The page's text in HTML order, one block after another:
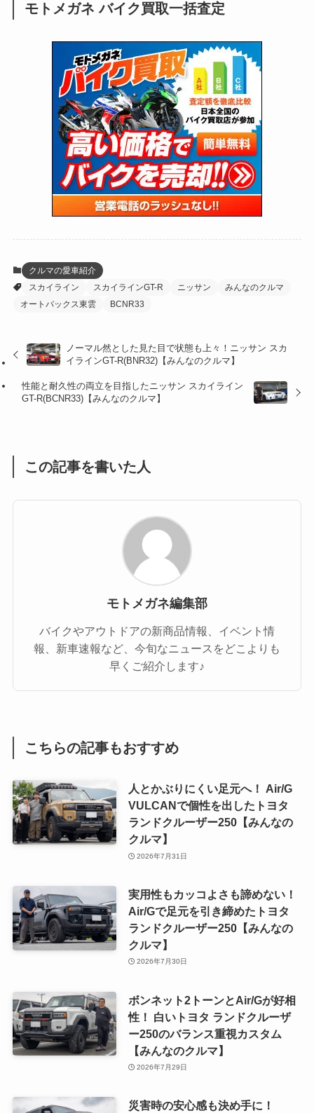
(31)
(51)
(34)
(5)
(12)
(63)
(109)
(24)
(16)
(25)
(24)
(46)
(15)
(5)
(64)
(16)
(62)
(4)
(6)
(17)
(5)
(27)
(249)
(12)
(131)
(38)
(131)
(167)
(85)
(21)
(61)
(171)
(98)
(13)
(60)
(274)
(171)
(38)
(47)
(59)
(41)
(47)
(66)
(16)
(141)
(254)
(204)
(1,138)
(166)
(23)
(33)
(34)
(35)
(41)
(415)
(16)
(137)
(72)
(2,734)
(126)
(170)
(171)
(118)
(27)
(1,605)
(147)
(13)
(19)
(12)
(16)
(4)
(16)
(1)
モトメガネ バイク買取一括査定
クルマの愛車紹介
スカイライン
スカイラインGT-R ニッサン
みんなのクルマ
オートバックス東雲
BCNR33
ノーマル然とした見た目で状態も上々！ニッサン スカ
イラインGT-R(BNR32)【みんなのクルマ】
性能と耐久性の両立を目指したニッサン スカイライン
GT-R(BCNR33)【みんなのクルマ】
この記事を書いた人
モトメガネ編集部
バイクやアウトドアの新商品情報、イベント情
報、新車速報など、今旬なニュースをどこよりも
早くご紹介します♪
こちらの記事もおすすめ
人とかぶりにくい足元へ！ Air/G
VULCANで個性を出したトヨタ
ランドクルーザー250【みんなの
クルマ】
2026年7月31日
実用性もカッコよさも諦めない！
Air/Gで足元を引き締めたトヨタ
ランドクルーザー250【みんなの
クルマ】
2026年7月30日
ボンネット2トーンとAir/Gが好相
性！ 白いトヨタ ランドクルーザ
ー250のバランス重視カスタム
【みんなのクルマ】
2026年7月29日
災害時の安心感も決め手に！